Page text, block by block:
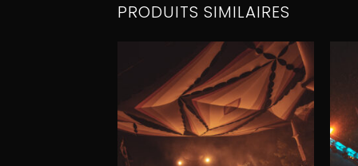
PRODUITS SIMILAIRES